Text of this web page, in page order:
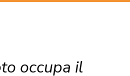
occupa il